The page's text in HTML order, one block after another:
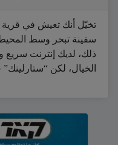
تخيّل أنك تعيش في
سفينة تبحر وسط
ذلك، لديك إنترنت سريع
الخيال، لكن